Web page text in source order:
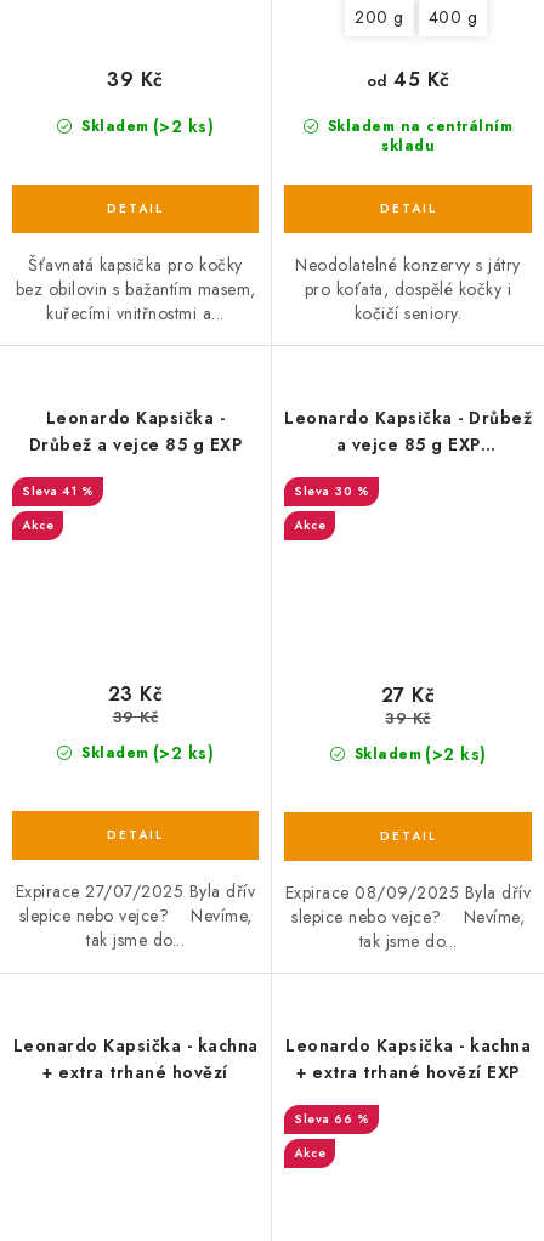
Skladem (>2 ks)
39 Kč
Šťavnatá kapsička pro kočky
bez obilovin s bažantím masem,
kuřecími vnitřnostmi a...
200 g 400 g
Skladem na centrálním
skladu
od 45 Kč
Neodolatelné konzervy s játry
pro koťata, dospělé kočky i
kočičí seniory.
Leonardo Kapsička -
Drůbež a vejce 85 g EXP
41 %
Akce
Skladem (>2 ks)
23 Kč
39 Kč
Expirace 27/07/2025 Byla dřív
slepice nebo vejce? Nevíme,
tak jsme do...
Leonardo Kapsička - Drůbež
a vejce 85 g EXP
08/09/2025
30 %
Akce
Skladem (>2 ks)
27 Kč
39 Kč
Expirace 08/09/2025 Byla dřív
slepice nebo vejce? Nevíme,
tak jsme do...
Leonardo Kapsička - kachna
+ extra trhané hovězí
Leonardo Kapsička - kachna
+ extra trhané hovězí EXP
66 %
Akce